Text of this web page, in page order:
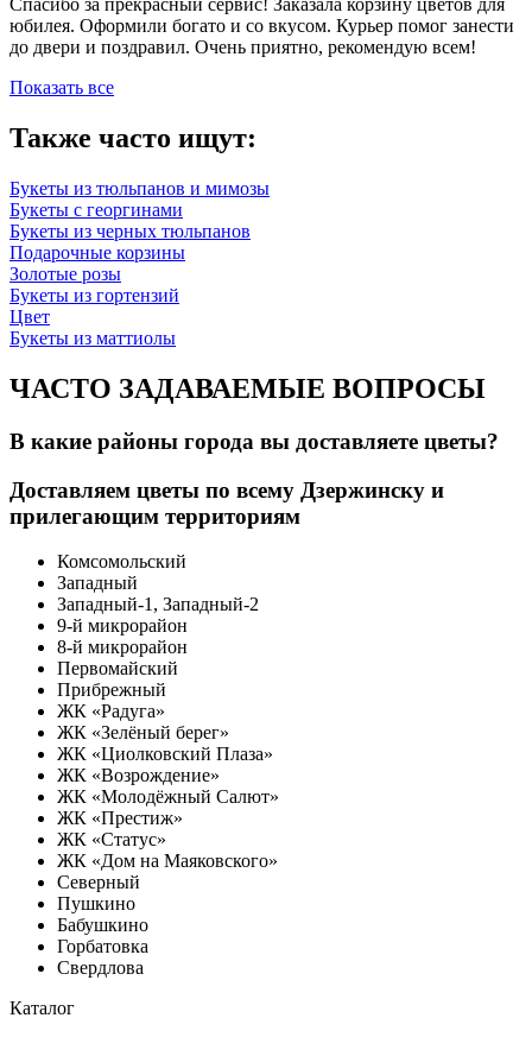
Спасибо за прекрасный сервис! Заказала корзину цветов для
юбилея. Оформили богато и со вкусом. Курьер помог занести
до двери и поздравил. Очень приятно, рекомендую всем!
Показать все
Также часто ищут:
Букеты из тюльпанов и мимозы
Букеты с георгинами
Букеты из черных тюльпанов
Подарочные корзины
Золотые розы
Букеты из гортензий
Цвет
Букеты из маттиолы
ЧАСТО ЗАДАВАЕМЫЕ ВОПРОСЫ
В какие районы города вы доставляете цветы?
Доставляем цветы по всему Дзержинску и
прилегающим территориям
Комсомольский
Западный
Западный-1, Западный-2
9-й микрорайон
8-й микрорайон
Первомайский
Прибрежный
ЖК «Радуга»
ЖК «Зелёный берег»
ЖК «Циолковский Плаза»
ЖК «Возрождение»
ЖК «Молодёжный Салют»
ЖК «Престиж»
ЖК «Статус»
ЖК «Дом на Маяковского»
Северный
Пушкино
Бабушкино
Горбатовка
Свердлова
Каталог